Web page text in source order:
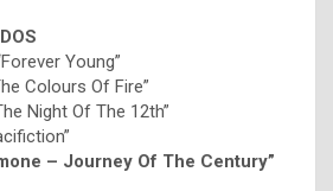
Young”
Colours Of Fire”
Night Of The 12th”
– Journey Of The Century”